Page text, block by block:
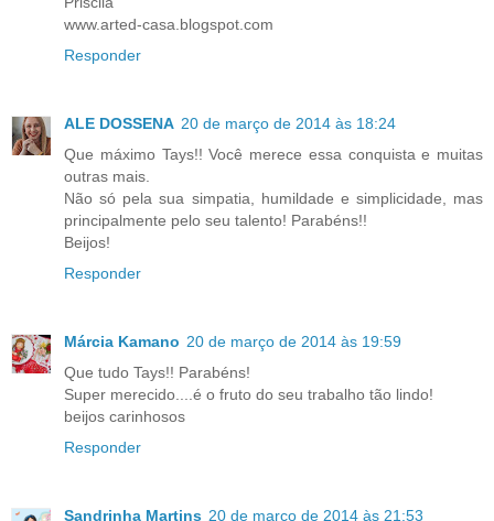
www.arted-casa.blogspot.com
Responder
ALE DOSSENA 20 de março de 2014 às 18:24
Que máximo Tays!! Você merece essa conquista e muitas
outras mais.
Não só pela sua simpatia, humildade e simplicidade, mas
principalmente pelo seu talento! Parabéns!!
Beijos!
Responder
Márcia Kamano 20 de março de 2014 às 19:59
Que tudo Tays!! Parabéns!
Super merecido....é o fruto do seu trabalho tão lindo!
beijos carinhosos
Responder
Sandrinha Martins 20 de março de 2014 às 21:53